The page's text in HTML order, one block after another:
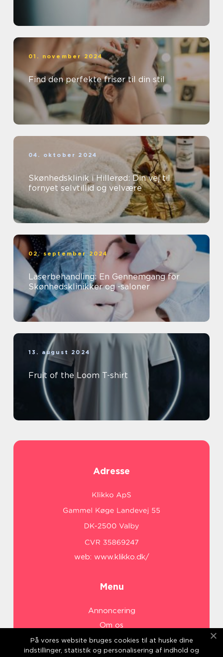
01. november 2024
Find den perfekte frisør til din stil
04. oktober 2024
Skønhedsklinik i Hillerød: Din vej til
fornyet selvtillid og velvære
02. september 2024
Laserbehandling: En Gennemgang for
Skønhedsklinikker og -saloner
13. august 2024
Fruit of the Loom T-shirt
Adresse
web: www.klikko.dk/
Menu
Annoncering
Om os
Cookies
Kontakt os
På vores website bruges cookies til at huske dine
indstillinger, statistik og personalisering af indhold og